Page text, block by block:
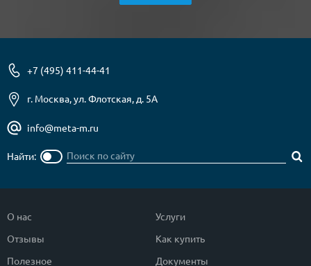
+7 (495) 411-44-41
г. Москва, ул. Флотская, д. 5А
info@meta-m.ru
Найти:
О нас
Отзывы
Полезное
Услуги
Как купить
Документы